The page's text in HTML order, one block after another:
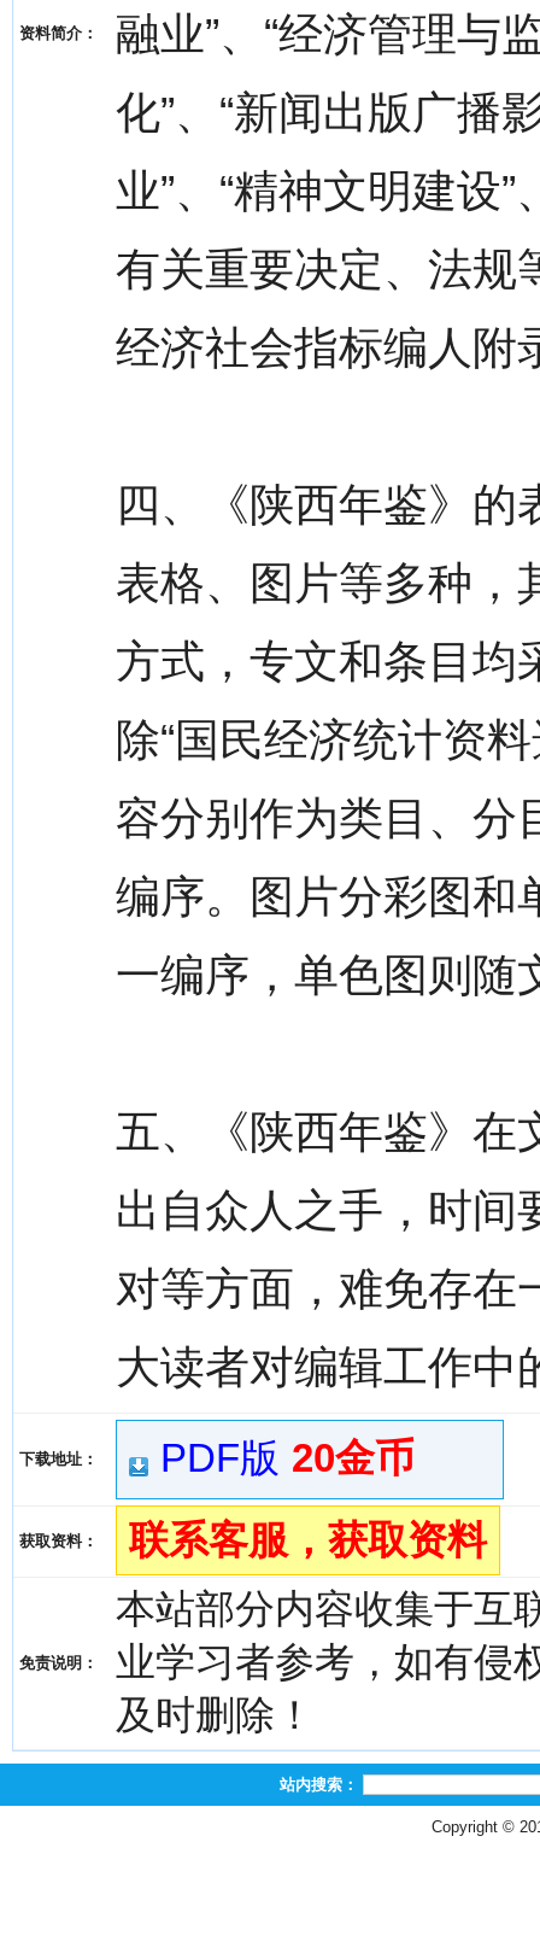
资料简介：
融业”、“经济管理与
化”、“新闻出版广播
业”、“精神文明建设
有关重要决定、法规
经济社会指标编人附
四、《陕西年鉴》
表格、图片等多种，
方式，专文和条目均
除“国民经济统计资
容分别作为类目、分
编序。图片分彩图和
一编序，单色图则随
五、《陕西年鉴》在
出自众人之手，时间
对等方面，难免存在
大读者对编辑工作中
下载地址： PDF版 20金币
获取资料： 联系客服，获取资料
免责说明：
本站部分内容收集于互
业学习者参考，如有侵
及时删除！
站内搜索：
Copyright ©